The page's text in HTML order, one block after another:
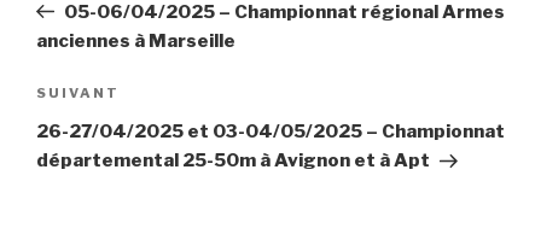
l’article
05-06/04/2025 – Championnat régional Armes
anciennes à Marseille
Article
suivant
SUIVANT
26-27/04/2025 et 03-04/05/2025 – Championnat
départemental 25-50m à Avignon et à Apt